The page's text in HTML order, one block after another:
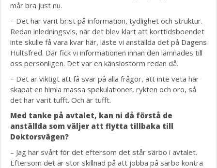
mår bra just nu.
– Det har varit brist på information, tydlighet och struktur.
Redan inledningsvis, när det blev klart att korttidsboendet
inte skulle få vara kvar här, läste vi anställda det på Dagens
Hultsfred. Där fick vi informationen innan den lämnades till
oss personligen. Det var en känslostorm redan då.
– Det är viktigt att få svar på alla frågor, att inte veta har
skapat en himla massa spekulationer, rykten och oro, så
det har varit tufft. Och är tufft.
Med tanke på avtalet, kan ni då förstå de
anställda som väljer att flytta tillbaka till
Doktorsvägen?
– Jag har svårt för det eftersom det står särbo i avtalet.
Eftersom det är stor skillnad på att jobba på särbo kontra